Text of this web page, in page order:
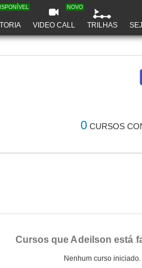
VIDEO CALL
NOVO
TRILHAS
0 CURSOS
Cursos que Adeilson está
Nenhum curso iniciado.